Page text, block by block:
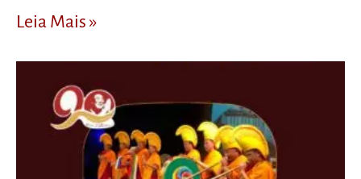
Leia Mais »